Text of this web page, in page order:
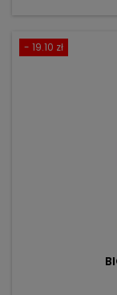
- 19.10 zł